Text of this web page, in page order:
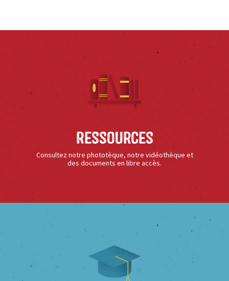
Ressources
Consultez notre phototèque, notre vidéothèque et
des documents en libre accès.